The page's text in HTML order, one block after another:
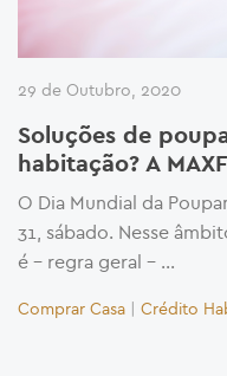
29 de Outubro, 2020
Soluções de
habitação? A
O Dia Mundial da
31, sábado. Nesse
é – regra geral – …
Comprar Casa | Crédito